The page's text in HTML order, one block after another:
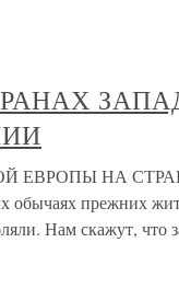
ЕВРОПЫ НА
обычаях прежних
Нам скажут, что